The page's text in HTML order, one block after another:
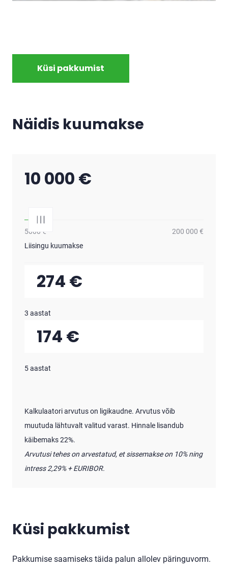
Küsi pakkumist
Näidis kuumakse
10 000 €
5000 €
200 000 €
Liisingu kuumakse
274 €
3 aastat
174 €
5 aastat
Kalkulaatori arvutus on ligikaudne. Arvutus võib
muutuda lähtuvalt valitud varast. Hinnale lisandub
käibemaks 22%.
Arvutusi tehes on arvestatud, et sissemakse on 10% ning
intress 2,29% + EURIBOR.
Küsi pakkumist
Pakkumise saamiseks täida palun allolev päringuvorm.